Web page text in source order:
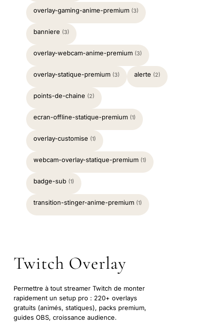
overlay-gaming-anime-premium (3)
banniere (3)
overlay-webcam-anime-premium (3)
overlay-statique-premium (3) alerte (2)
points-de-chaine (2)
ecran-offline-statique-premium (1)
overlay-customise (1)
webcam-overlay-statique-premium (1)
badge-sub (1)
transition-stinger-anime-premium (1)
Twitch Overlay
Permettre à tout streamer Twitch de monter
rapidement un setup pro : 220+ overlays
gratuits (animés, statiques), packs premium,
guides OBS, croissance audience.